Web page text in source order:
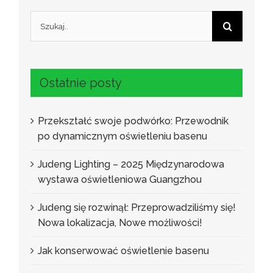
Ostatnie posty
Przekształć swoje podwórko: Przewodnik
po dynamicznym oświetleniu basenu
Judeng Lighting – 2025 Międzynarodowa
wystawa oświetleniowa Guangzhou
Judeng się rozwinął: Przeprowadziliśmy się!
Nowa lokalizacja, Nowe możliwości!
Jak konserwować oświetlenie basenu